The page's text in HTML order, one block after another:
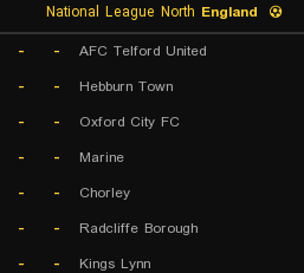
England
AFC Telford United
-
-
Hebburn Town
-
-
Oxford City FC
-
-
Marine
-
-
Chorley
-
-
Radcliffe Borough
-
-
Kings Lynn
-
-